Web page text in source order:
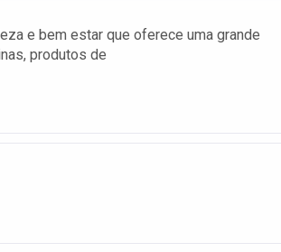
e bem estar que oferece uma grande
produtos de